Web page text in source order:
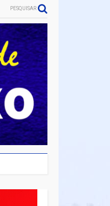
PESQUISAR